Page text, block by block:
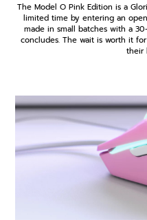
The Model O Pink Edition is a
limited time by entering an
made in small batches with a
concludes. The wait is worth it
their